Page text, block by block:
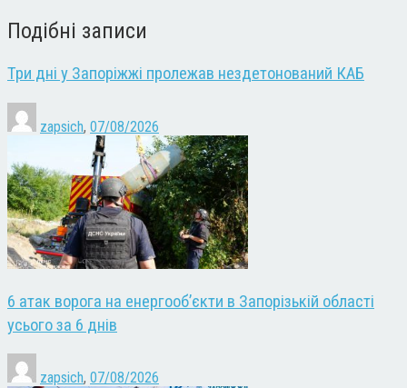
Подібні записи
Три дні у Запоріжжі пролежав нездетонований КАБ
zapsich, 07/08/2026
6 атак ворога на енергооб’єкти в Запорізькій області
усього за 6 днів
zapsich, 07/08/2026